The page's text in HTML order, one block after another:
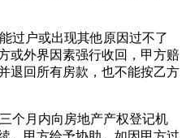
过户或出现其他原因过不了
或外界因素强行收回，甲方赔
退回所有房款，也不能按乙方
个月内向房地产产权登记机